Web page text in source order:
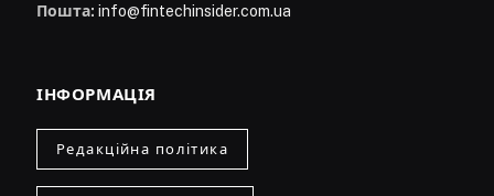
Пошта: info@fintechinsider.com.ua
ІНФОРМАЦІЯ
Редакційна політика